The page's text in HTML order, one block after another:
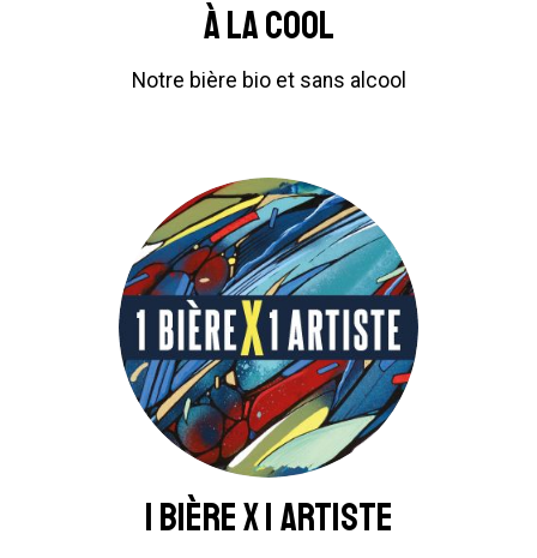
À la cool
Notre bière bio et sans alcool
1 BIÈRE X 1 ARTISTE